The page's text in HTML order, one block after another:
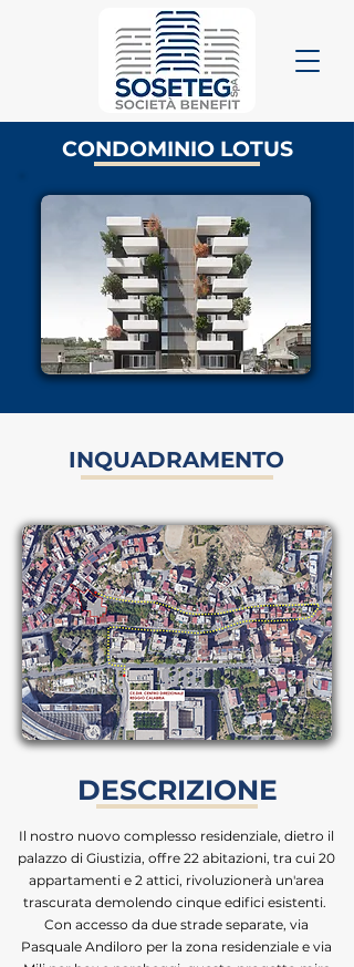
CONDOMINIO LOTUS
INQUADRAMENTO
DESCRIZIONE
Il nostro nuovo complesso residenziale, dietro il
palazzo di Giustizia, offre 22 abitazioni, tra cui 20
appartamenti e 2 attici, rivoluzionerà un'area
trascurata demolendo cinque edifici esistenti.
Con accesso da due strade separate, via
Pasquale Andiloro per la zona residenziale e via